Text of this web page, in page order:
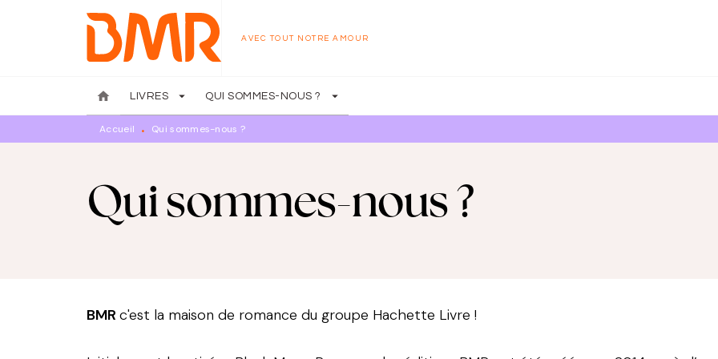
MENU RECHERCHE
AVEC TOUT NOTRE AMOUR
home LIVRES arrow_drop_down QUI SOMMES-NOUS ? arrow_drop_down
Accueil • Qui sommes-nous ?
Qui sommes-nous ?
BMR c'est la maison de romance du groupe Hachette Livre !